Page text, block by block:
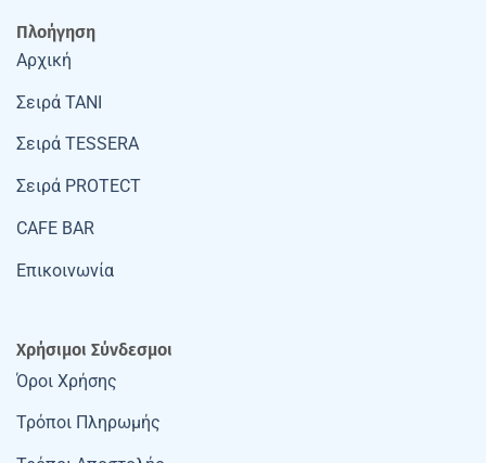
Πλοήγηση
Αρχική
Σειρά TANI
Σειρά TESSERA
Σειρά PROTECT
CAFE BAR
Επικοινωνία
Χρήσιμοι Σύνδεσμοι
Όροι Χρήσης
Τρόποι Πληρωμής